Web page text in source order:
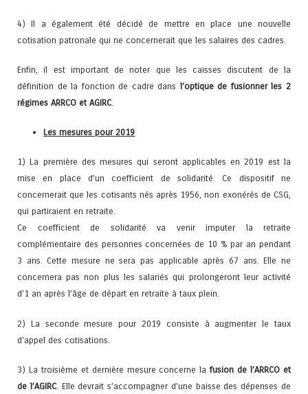
4) Il a également été décidé de mettre en place une nouvelle
cotisation patronale qui ne concernerait que les salaires des cadres.
Enfin, il est important de noter que les caisses discutent de la
définition de la fonction de cadre dans l’optique de fusionner les 2
régimes ARRCO et AGIRC
Les mesures pour 2019
1) La première des mesures qui seront applicables en 2019 est la
mise en place d’un coefficient de solidarité. Ce dispositif ne
concernerait que les cotisants nés après 1956, non exonérés de CSG,
qui partiraient en retraite.
Ce coefficient de solidarité va venir imputer la retraite
complémentaire des personnes concernées de 10 % par an pendant
3 ans. Cette mesure ne sera pas applicable après 67 ans. Elle ne
concernera pas non plus les salariés qui prolongeront leur activité
d’1 an après l’âge de départ en retraite à taux plein.
2) La seconde mesure pour 2019 consiste à augmenter le taux
d’appel des cotisations.
3) La troisième et dernière mesure concerne lafusion de l’ARRCO et
de l’AGIRC. Elle devrait s’accompagner d’une baisse des dépenses de